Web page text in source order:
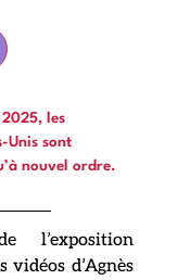
les
Unis sont
nouvel ordre.
l’exposition
d’Agnès